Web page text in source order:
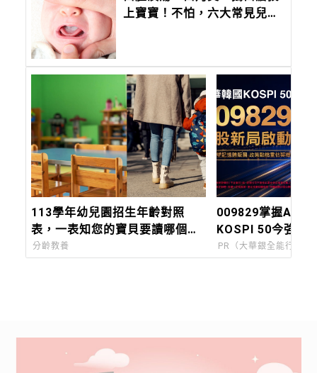
上寶寶！不怕，六大常見兒童
113學年幼兒園招生年齡對照
表，一表知您的寶貝要讀哪個班
別
分齡教養
009829掌握AI關
KOSPI 50今強勢
PR（大華銀全能行銷方